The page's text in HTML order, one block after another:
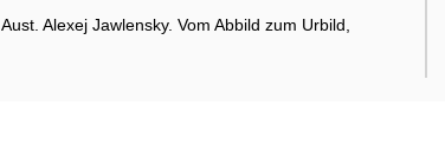
Alexej Jawlensky. Vom Abbild zum Urbild,